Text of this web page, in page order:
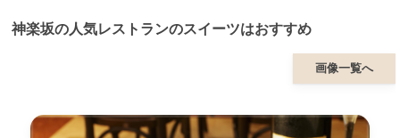
神楽坂の人気レストランのスイーツはおすすめ
画像一覧へ